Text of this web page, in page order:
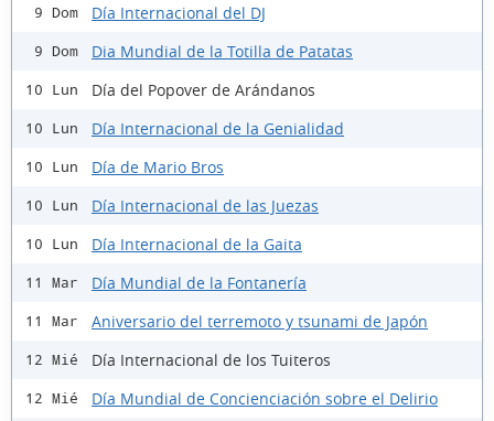
9 Dom Día Internacional del DJ
9 Dom Dia Mundial de la Totilla de Patatas
10 Lun Día del Popover de Arándanos
10 Lun Día Internacional de la Genialidad
10 Lun Día de Mario Bros
10 Lun Día Internacional de las Juezas
10 Lun Día Internacional de la Gaita
11 Mar Día Mundial de la Fontanería
11 Mar Aniversario del terremoto y tsunami de Japón
12 Mié Día Internacional de los Tuiteros
12 Mié Día Mundial de Concienciación sobre el Delirio